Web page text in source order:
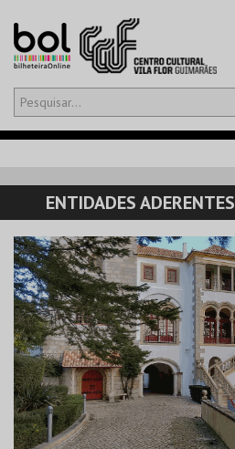
Olá,iniciar sessão
CARRINHO
EVENTOS
CARTÕES
PRODUTOS
ENTIDADES ADERENTES